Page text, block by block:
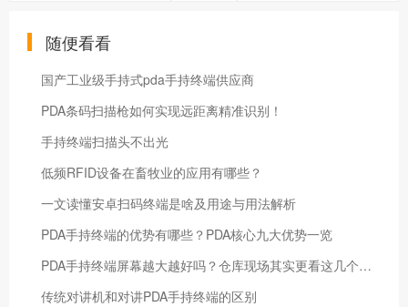
随便看看
国产工业级手持式pda手持终端供应商
PDA条码扫描枪如何实现远距离精准识别！
手持终端扫描头不出光
低频RFID设备在畜牧业的应用有哪些？
一文读懂安卓扫码终端是啥及用途与用法解析
PDA手持终端的优势有哪些？PDA核心九大优势一览
PDA手持终端屏幕越大越好吗？仓库现场其实更看这几个细节
传统对讲机和对讲PDA手持终端的区别